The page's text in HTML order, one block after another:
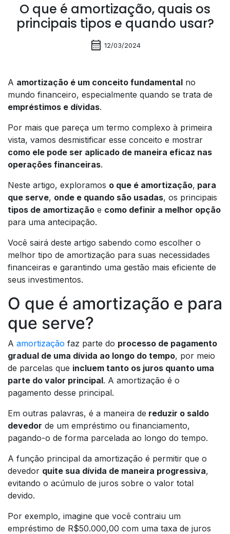
O que é amortização, quais os
principais tipos e quando usar?
calendar_month 12/03/2024
A amortização é um conceito fundamental no
mundo financeiro, especialmente quando se trata de
empréstimos e dívidas.
Por mais que pareça um termo complexo à primeira
vista, vamos desmistificar esse conceito e mostrar
como ele pode ser aplicado de maneira eficaz nas
operações financeiras.
Neste artigo, exploramos o que é amortização, para
que serve, onde e quando são usadas, os principais
tipos de amortização e como definir a melhor opção
para uma antecipação.
Você sairá deste artigo sabendo como escolher o
melhor tipo de amortização para suas necessidades
financeiras e garantindo uma gestão mais eficiente de
seus investimentos.
O que é amortização e para
que serve?
A amortização faz parte do processo de pagamento
gradual de uma dívida ao longo do tempo, por meio
de parcelas que incluem tanto os juros quanto uma
parte do valor principal. A amortização é o
pagamento desse principal.
Em outras palavras, é a maneira de reduzir o saldo
devedor de um empréstimo ou financiamento,
pagando-o de forma parcelada ao longo do tempo.
A função principal da amortização é permitir que o
devedor quite sua dívida de maneira progressiva,
evitando o acúmulo de juros sobre o valor total
devido.
Por exemplo, imagine que você contraiu um
empréstimo de R$50.000,00 com uma taxa de juros